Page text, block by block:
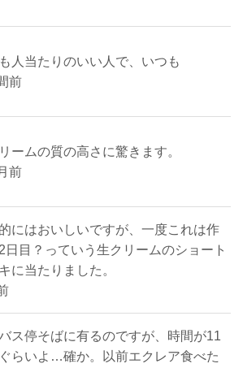
人当たりのいい人で、いつも
前
ームの質の高さに驚きます。
前
にはおいしいですが、一度これは作
日目？っていう生クリームのショート
に当たりました。
ス停そばに有るのですが、時間が11
らいよ…確か。以前エクレア食べた